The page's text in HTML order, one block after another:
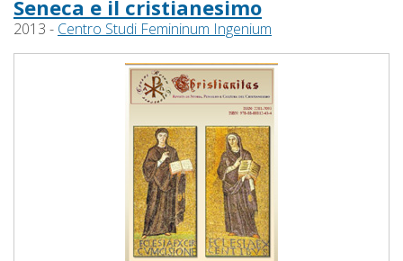
Seneca e il cristianesimo
2013 - Centro Studi Femininum Ingenium